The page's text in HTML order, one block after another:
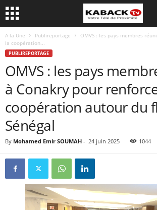
A la Une Publireportage
OMVS : les pays membres
la coopération...
PUBLIREPORTAGE
OMVS : les pays
à Conakry pour
coopération autour du
Sénégal
By Mohamed Emir SOUMAH - 24 juin 2025 1044